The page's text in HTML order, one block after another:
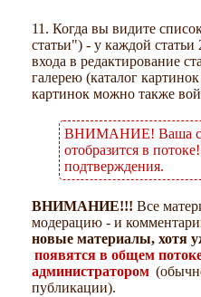
11. Когда вы видите
статьи") - у каждой
входа в редактирование
галерею (каталог
картинок можно также
ВНИМАНИЕ! Ваша
отобразится в
подтверждения.
ВНИМАНИЕ!!! Все
модерацию - и
новые материалы, хотя
появятся в общем
администратором
публикации).